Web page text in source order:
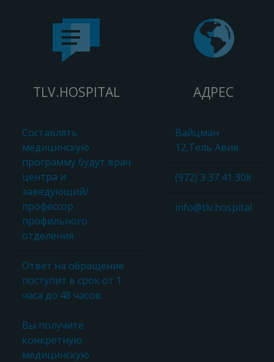
TLV.HOSPITAL
Составлять
медицинскую
программу будут врач
центра и
заведующий/
профессор
профильного
отделения
Ответ на обращение
поступит в срок от 1
часа до 48 часов.
Вы получите
конкретную
медицинскую
АДРЕС
Вайцман
12,Тель Авив
(972) 3 37 41 308
info@tlv.hospital